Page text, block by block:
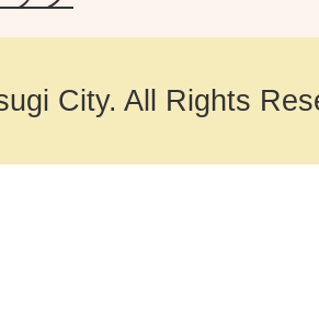
City. All Rights